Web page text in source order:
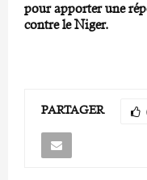
pour apporter une
contre le Niger.
PARTAGER